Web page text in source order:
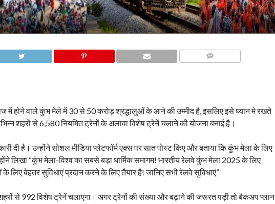
में होने वाले कुंभ मेले में 30 से 50 करोड़ श्रद्धालुओं के आने की उम्मीद है, इसलिए इसे ध्यान मे रखते
शहरों से 6,580 नियमित ट्रेनों के अलावा विशेष ट्रेनें चलाने की योजना बनाई है।
दी है। उन्होंने सोशल मीडिया प्लेटफॉर्म एक्स पर सात पोस्ट किए और बताया कि कुंभ मेला के लिए
लिखा “कुंभ मेला-विश्व का सबसे बड़ा धार्मिक समागम! भारतीय रेलवे कुंभ मेला 2025 के लिए
लिए बेहतर सुविधाएं प्रदान करने के लिए तैयार है! जानिए सभी रेलवे सुविधाएं”
से 992 विशेष ट्रेनें चलाएगा। अगर ट्रेनों की संख्या और बढ़ाने की जरूरत पड़ी तो बैकअप प्लान